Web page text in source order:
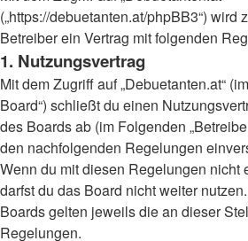
(„https://debuetanten.at/phpBB3“) wird
Betreiber ein Vertrag mit folgenden
1. Nutzungsvertrag
Mit dem Zugriff auf „Debuetanten.at“
Board“) schließt du einen
des Boards ab (im Folgenden
den nachfolgenden Regelungen
Wenn du mit diesen Regelungen nicht
darfst du das Board nicht weiter
Boards gelten jeweils die an dieser
Regelungen.